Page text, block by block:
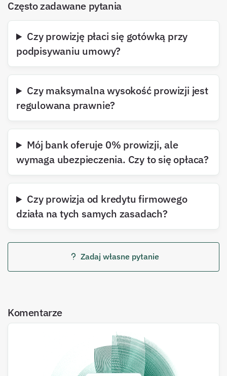
Często zadawane pytania
Czy prowizję płaci się gotówką przy
podpisywaniu umowy?
Czy maksymalna wysokość prowizji jest
regulowana prawnie?
Mój bank oferuje 0% prowizji, ale
wymaga ubezpieczenia. Czy to się opłaca?
Czy prowizja od kredytu firmowego
działa na tych samych zasadach?
Zadaj własne pytanie
Komentarze